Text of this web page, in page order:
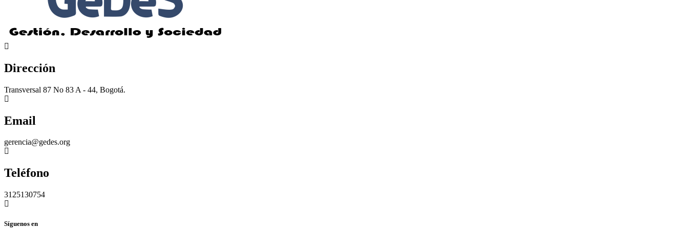
Dirección
Transversal 87 No 83 A - 44, Bogotá.
Email
gerencia@gedes.org
Teléfono
3125130754
Síguenos en